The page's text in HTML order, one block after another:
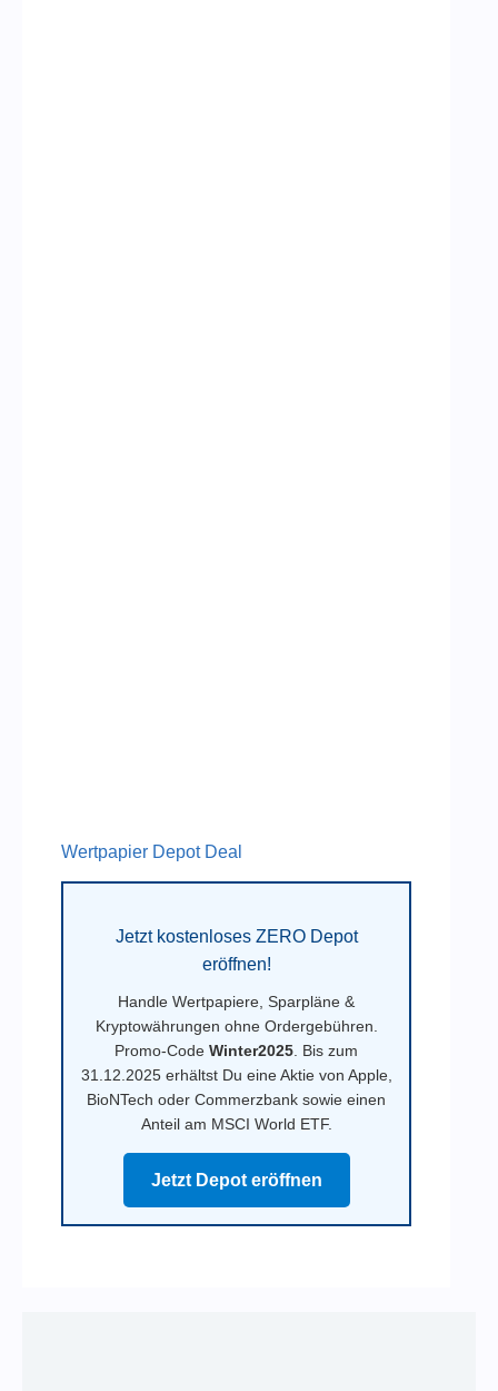
Wertpapier Depot Deal
Jetzt kostenloses ZERO Depot
eröffnen!
Handle Wertpapiere, Sparpläne &
Kryptowährungen ohne Ordergebühren.
Promo-CodeWinter2025 . Bis zum
31.12.2025 erhältst Du eine Aktie von Apple,
BioNTech oder Commerzbank sowie einen
Anteil am MSCI World ETF.
Jetzt Depot eröffnen